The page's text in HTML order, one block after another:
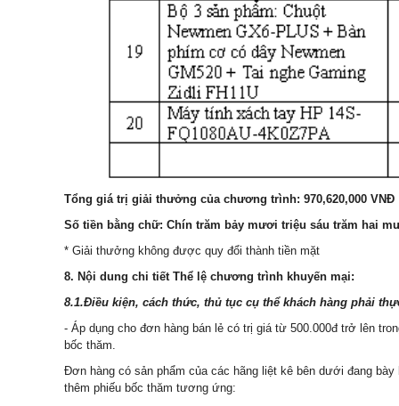
Tổng giá trị giải thưởng của chương trình: 970,620,000 VNĐ
Số tiền bằng chữ: Chín trăm bảy mươi triệu sáu trăm hai
* Giải thưởng không được quy đổi thành tiền mặt
8. Nội dung chi tiết Thể lệ chương trình khuyến mại:
8.1.Điều kiện, cách thức, thủ tục cụ thể khách hàng phải
- Áp dụng cho đơn hàng bán lẻ có trị giá từ 500.000đ trở lên
bốc thăm.
Đơn hàng có sản phẩm của các hãng liệt kê bên dưới đang
thêm phiếu bốc thăm tương ứng: